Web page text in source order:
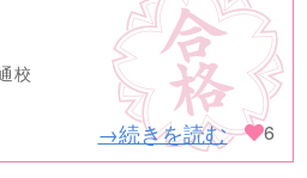
校
→続きを読む 6